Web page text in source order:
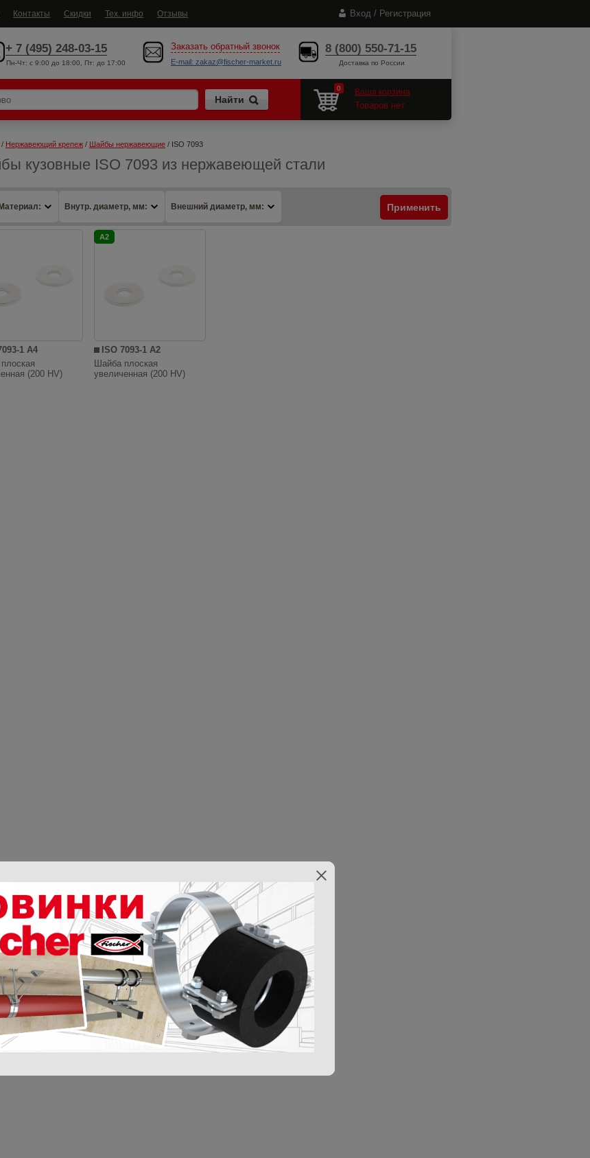
Вход / Регистрация
Контакты Скидки Тех. инфо Отзывы
+ 7 (495) 248-03-15
Пн-Чт: c 9:00 до 18:00, Пт: до 17:00
Заказать обратный звонок
E-mail: zakaz@fischer-market.ru
8 (800) 550-71-15
Доставка по России
0 Ваша корзина
Товаров нет
/ Нержавеющий крепеж / Шайбы нержавеющие / ISO 7093
кузовные ISO 7093 из нержавеющей стали
Материал: Внутр. диаметр, мм: Внешний диаметр, мм: Применить
1 A4
(200 HV)
A2
ISO 7093-1 A2
Шайба плоская
увеличенная (200 HV)